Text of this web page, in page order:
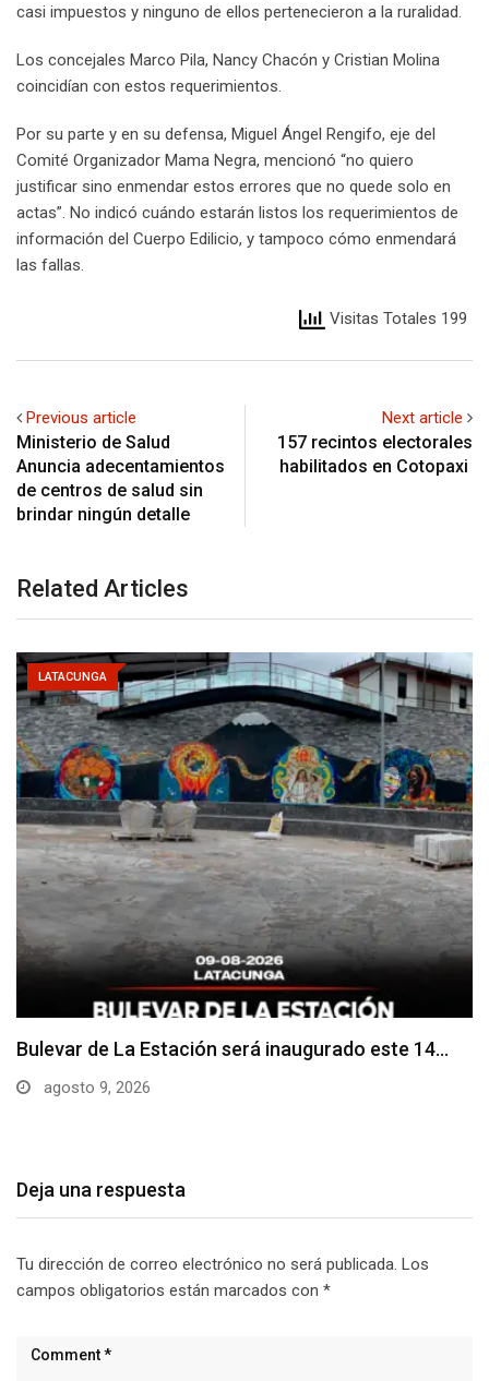
casi impuestos y ninguno de ellos pertenecieron a la ruralidad.
Los concejales Marco Pila, Nancy Chacón y Cristian Molina
coincidían con estos requerimientos.
Por su parte y en su defensa, Miguel Ángel Rengifo, eje del
Comité Organizador Mama Negra, mencionó “no quiero
justificar sino enmendar estos errores que no quede solo en
actas”. No indicó cuándo estarán listos los requerimientos de
información del Cuerpo Edilicio, y tampoco cómo enmendará
las fallas.
Visitas Totales 199
Previous article
Ministerio de Salud
Anuncia adecentamientos
de centros de salud sin
brindar ningún detalle
Next article
157 recintos electorales
habilitados en Cotopaxi
Related Articles
LATACUNGA
Adoquines levantados generan preocupación en
dos vías de…
Deja una respuesta
Tu dirección de correo electrónico no será publicada. Los
campos obligatorios están marcados con *